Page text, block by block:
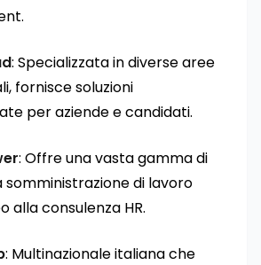
: Specializzata in diverse aree
fornisce soluzioni
per aziende e candidati.
: Offre una vasta gamma di
somministrazione di lavoro
alla consulenza HR.
: Multinazionale italiana che